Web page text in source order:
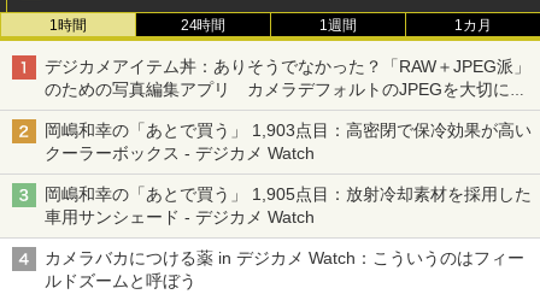
1時間 24時間 1週間 1カ月
デジカメアイテム丼：ありそうでなかった？「RAW＋JPEG派」
のための写真編集アプリ カメラデフォルトのJPEGを大切にす
る「Filmator」
岡嶋和幸の「あとで買う」 1,903点目：高密閉で保冷効果が高い
クーラーボックス - デジカメ Watch
岡嶋和幸の「あとで買う」 1,905点目：放射冷却素材を採用した
車用サンシェード - デジカメ Watch
カメラバカにつける薬 in デジカメ Watch：こういうのはフィー
ルドズームと呼ぼう